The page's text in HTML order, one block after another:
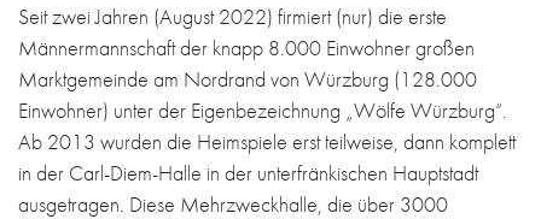
Seit zwei Jahren (August 2022) firmiert (nur) die erste
Männermannschaft der knapp 8.000 Einwohner großen
Marktgemeinde am Nordrand von Würzburg (128.000
Einwohner) unter der Eigenbezeichnung „Wölfe Würzburg“.
Ab 2013 wurden die Heimspiele erst teilweise, dann komplett
in der Carl-Diem-Halle in der unterfränkischen Hauptstadt
ausgetragen. Diese Mehrzweckhalle, die über 3000